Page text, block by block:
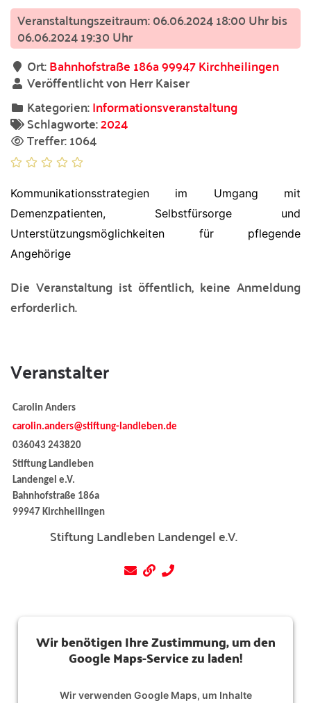
06.06.2024 18:00 Uhr bis
06.06.2024 19:30 Uhr
Ort:Bahnhofstraße 186a 99947 Kirchheilingen
Veröffentlicht von Herr Kaiser
Kategorien:Informationsveranstaltung
Schlagworte:2024
Treffer: 1064
Kommunikationsstrategien im Umgang mit
Demenzpatienten, Selbstfürsorge und
Unterstützungsmöglichkeiten für pflegende
Angehörige
Die Veranstaltung ist öffentlich, keine Anmeldung
erforderlich.
Veranstalter
Carolin Anders
carolin.anders@stiftung-landleben.de
036043 243820
Stiftung Landleben
Landengel e.V.
Bahnhofstraße 186a
99947 Kirchheilingen
Stiftung Landleben Landengel e.V.
Wir benötigen Ihre Zustimmung, um den
Google Maps-Service zu laden!
Wir verwenden Google Maps, um Inhalte